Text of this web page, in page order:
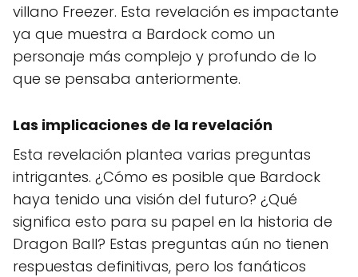
villano Freezer. Esta revelación es impactante
ya que muestra a Bardock como un
personaje más complejo y profundo de lo
que se pensaba anteriormente.
Las implicaciones de la revelación
Esta revelación plantea varias preguntas
intrigantes. ¿Cómo es posible que Bardock
haya tenido una visión del futuro? ¿Qué
significa esto para su papel en la historia de
Dragon Ball? Estas preguntas aún no tienen
respuestas definitivas, pero los fanáticos